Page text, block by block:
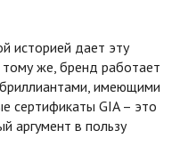
историей дает эту
тому же, бренд работает
имеющими
сертификаты GIA – это
аргумент в пользу